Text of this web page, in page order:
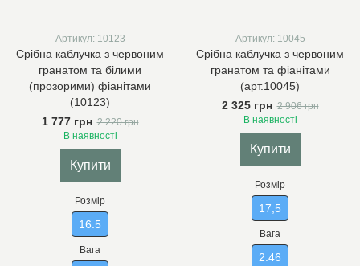
Артикул: 10123
Срібна каблучка з червоним
гранатом та білими
(прозорими) фіанітами
(10123)
1 777 грн 2 220 грн
В наявності
Купити
Розмір
16.5
Вага
Артикул: 10045
Срібна каблучка з червоним
гранатом та фіанітами
(арт.10045)
2 325 грн 2 906 грн
В наявності
Купити
Розмір
17,5
Вага
2.46